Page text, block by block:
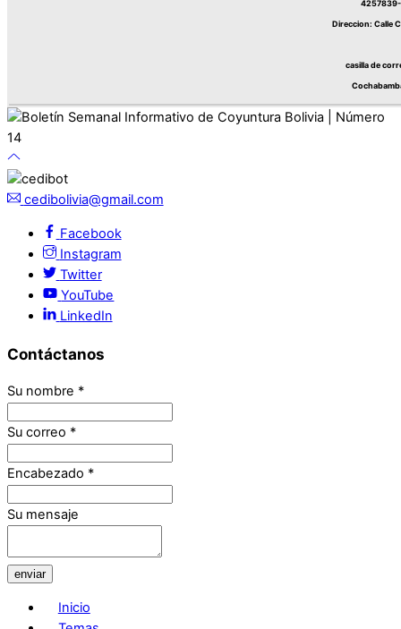
Direccion: Calle
casilla de
cedibolivia@gmail.com
Facebook
Instagram
Twitter
YouTube
LinkedIn
Contáctanos
Su nombre *
Su correo *
Encabezado *
Su mensaje
enviar
Inicio